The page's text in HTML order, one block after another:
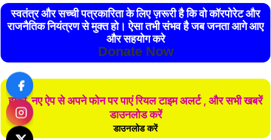
स्वतंत्र और सच्ची पत्रकारिता के लिए ज़रूरी है कि वो कॉरपोरेट और
राजनैतिक नियंत्रण से मुक्त हो। ऐसा तभी संभव है जब जनता आगे आए
और सहयोग करे
Donate Now
हमारे नए ऐप से अपने फोन पर पाएं रियल टाइम अलर्ट , और सभी खबरें
डाउनलोड करें
डाउनलोड करें